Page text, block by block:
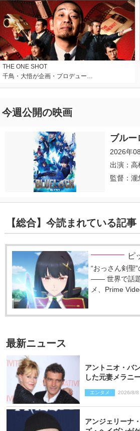
THE ONE SHOT
千鳥・大悟が企画・プロデュー…
今週公開の映画
ブルー
2026年
出演：高
監督：瀧
【総合】今読まれている記事
ピ
“おっさん剣聖
―― 世界で話
メ、Prime
最新ニュース
アントニオ・バ
した元妻メラニ
エンタメ 2026/8/8
アンジェリーナ